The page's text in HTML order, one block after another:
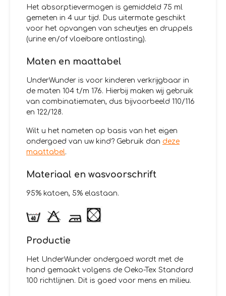
Het absorptievermogen is gemiddeld 75 ml
gemeten in 4 uur tijd. Dus uitermate geschikt
voor het opvangen van scheutjes en druppels
(urine en/of vloeibare ontlasting).
Maten en maattabel
UnderWunder is voor kinderen verkrijgbaar in
de maten 104 t/m 176. Hierbij maken wij gebruik
van combinatiematen, dus bijvoorbeeld 110/116
en 122/128.
Wilt u het nameten op basis van het eigen
ondergoed van uw kind? Gebruik dan deze
maattabel.
Materiaal en wasvoorschrift
95% katoen, 5% elastaan.
Productie
Het UnderWunder ondergoed wordt met de
hand gemaakt volgens de Oeko-Tex Standard
100 richtlijnen. Dit is goed voor mens en milieu.